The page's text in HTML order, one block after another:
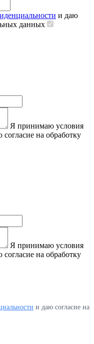
и даю
данных
Я принимаю условия
согласие на обработку
Я принимаю условия
согласие на обработку
и даю согласие на